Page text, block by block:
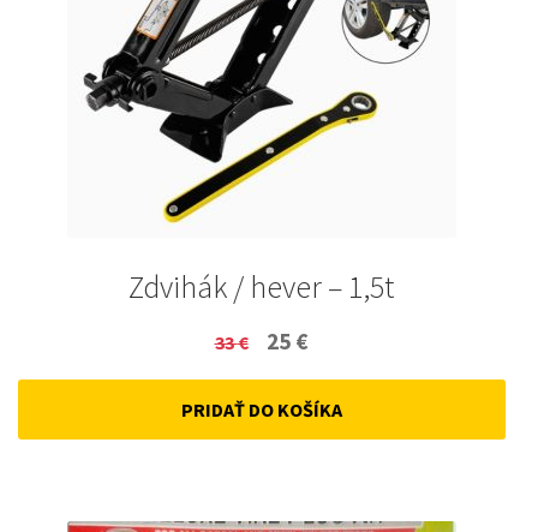
Zdvihák / hever – 1,5t
33€
Original
price
was:
25 €
price
is:
PRIDAŤ DO KOŠÍKA